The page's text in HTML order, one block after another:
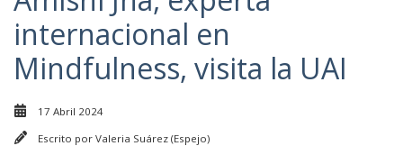
internacional en
Mindfulness, visita la UAI
17 Abril 2024
Escrito por Valeria Suárez (Espejo)